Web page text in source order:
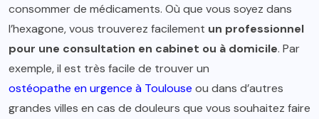
consommer de médicaments. Où que vous soyez dans
l’hexagone, vous trouverez facilement un professionnel
pour une consultation en cabinet ou à domicile. Par
exemple, il est très facile de trouver un
ostéopathe en urgence à Toulouse ou dans d’autres
grandes villes en cas de douleurs que vous souhaitez faire